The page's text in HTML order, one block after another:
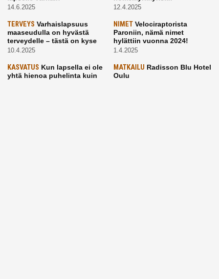
14.6.2025 12.4.2025
TERVEYS Varhaislapsuus
maaseudulla on hyvästä
terveydelle – tästä on kyse
10.4.2025
NIMETVelociraptorista
Paroniin, nämä nimet
hylättiin vuonna 2024!
1.4.2025
KASVATUS Kun lapsella ei ole
yhtä hienoa puhelinta kuin
MATKAILU Radisson Blu Hotel
Oulu